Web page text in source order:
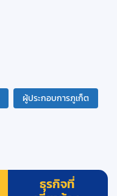
ผู้ประกอบการภูเก็ต
ธุรกิจที่